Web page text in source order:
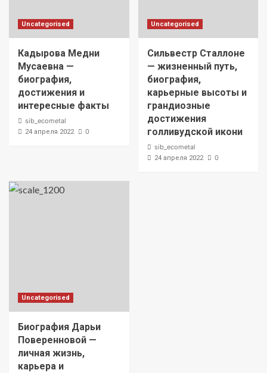
Uncategorised
Кадырова Медни
Мусаевна —
биография,
достижения и
интересные факты
sib_ecometal
24 апреля 2022 0
Uncategorised
Сильвестр Сталлоне
— жизненный путь,
биография,
карьерные высоты и
грандиозные
достижения
голливудской икони
sib_ecometal
24 апреля 2022 0
Uncategorised
Биография Дарьи
Поверенновой —
личная жизнь,
карьера и